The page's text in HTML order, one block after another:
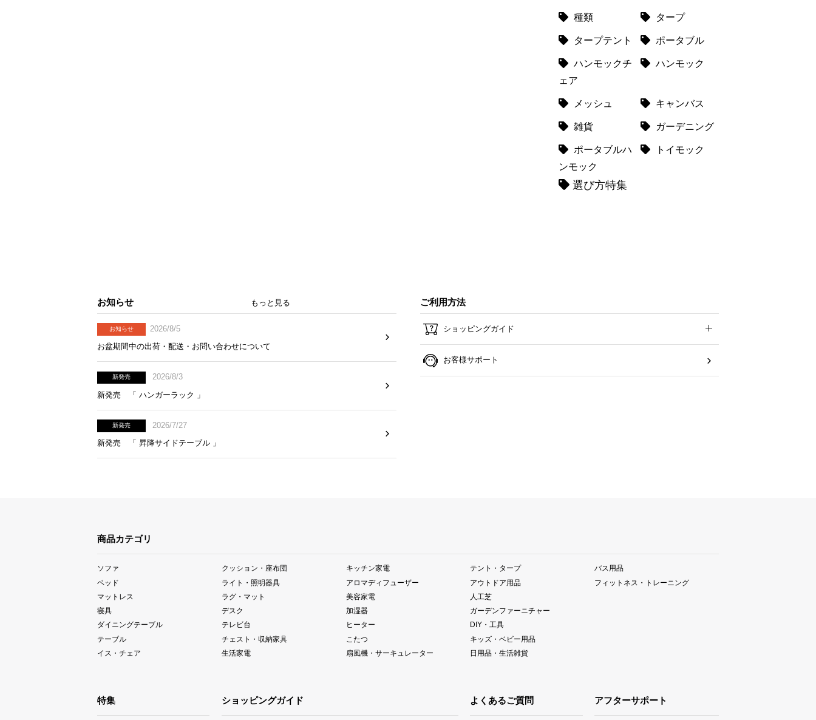
種類 タープ
タープテント ポータブル
ハンモックチ
ェア
ハンモック
メッシュ キャンバス
雑貨 ガーデニング
ポータブルハ
ンモック
トイモック
選び方特集
お知らせ もっと見る
お知らせ
2026/8/5
お盆期間中の出荷・配送・お問い合わせについて
新発売
2026/8/3
新発売 「 ハンガーラック 」
新発売
2026/7/27
新発売 「 昇降サイドテーブル 」
ご利用方法
ショッピングガイド
お客様サポート
商品カテゴリ
ソファ
ベッド
マットレス
寝具
ダイニングテーブル
テーブル
イス・チェア
クッション・座布団
ライト・照明器具
ラグ・マット
デスク
テレビ台
チェスト・収納家具
生活家電
キッチン家電
アロマディフューザー
美容家電
加湿器
ヒーター
こたつ
扇風機・サーキュレーター
テント・タープ
アウトドア用品
人工芝
ガーデンファーニチャー
DIY・工具
キッズ・ベビー用品
日用品・生活雑貨
バス用品
フィットネス・トレーニング
特集 ショッピングガイド よくあるご質問 アフターサポート